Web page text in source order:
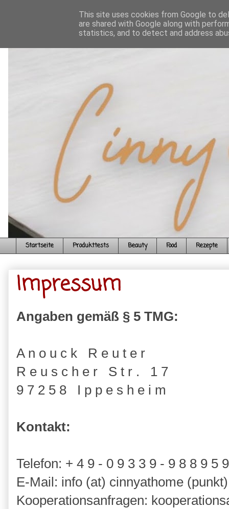
Startseite Produkttests Beauty Food Rezepte
Impressum
Angaben gemäß § 5 TMG:
A n o u c k R e u t e r
R e u s c h e r S t r . 1 7
9 7 2 5 8 I p p e s h e i m
Kontakt:
Telefon: + 4 9 - 0 9 3 3 9 - 9 8 8 9 5 9
E-Mail: info (at) cinnyathome
Kooperationsanfragen:
This site uses cookies from Google to
are shared with Google along with
statistics, and to detect and address